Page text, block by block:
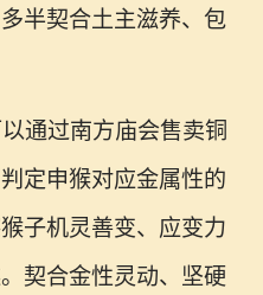
半契合土主滋养、包
通过南方庙会售卖铜
定申猴对应金属性的
子机灵善变、应变力
契合金性灵动、坚硬